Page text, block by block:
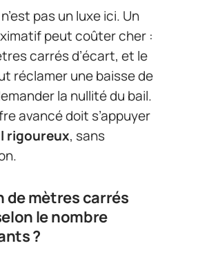
pas un luxe ici. Un
peut coûter cher :
carrés d’écart, et le
réclamer une baisse de
la nullité du bail.
avancé doit s’appuyer
rigoureux, sans
de mètres carrés
le nombre
?